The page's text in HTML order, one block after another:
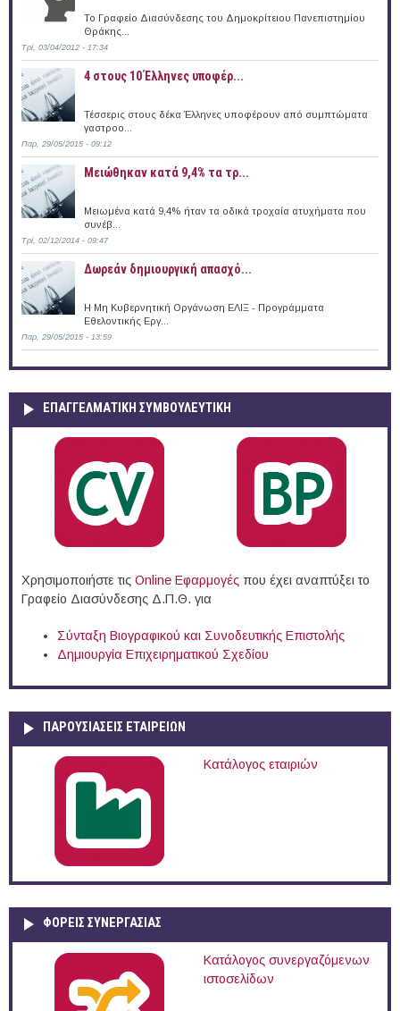
Το Γραφείο Διασύνδεσης του Δημοκρίτειου Πανεπιστημίου
Θράκης...
Τρί, 03/04/2012 - 17:34
4 στους 10 Έλληνες υποφέρ...
Τέσσερις στους δέκα Έλληνες υποφέρουν από συμπτώματα
γαστροο...
Παρ, 29/05/2015 - 09:12
Μειώθηκαν κατά 9,4% τα τρ...
Μειωμένα κατά 9,4% ήταν τα οδικά τροχαία ατυχήματα που
συνέβ...
Τρί, 02/12/2014 - 09:47
Δωρεάν δημιουργική απασχό...
Η Μη Κυβερνητική Οργάνωση ΕΛΙΞ - Προγράμματα
Εθελοντικής Εργ...
Παρ, 29/05/2015 - 13:59
ΕΠΑΓΓΕΛΜΑΤΙΚΉ ΣΥΜΒΟΥΛΕΥΤΙΚΉ
Χρησιμοποιήστε τις Online Eφαρμογές που έχει αναπτύξει το
Γραφείο Διασύνδεσης Δ.Π.Θ. για
Σύνταξη Βιογραφικού και Συνοδευτικής Επιστολής
Δημιουργία Επιχειρηματικού Σχεδίου
ΠΑΡΟΥΣΙΆΣΕΙΣ ΕΤΑΙΡΕΙΏΝ
Κατάλογος εταιριών
ΦΟΡΕΙΣ ΣΥΝΕΡΓΑΣΙΑΣ
Κατάλογος συνεργαζόμενων
ιστοσελίδων